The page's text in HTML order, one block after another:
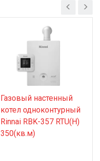
Газовый настенный
котел одноконтурный
Rinnai RBK-357 RTU(H)
350(кв.м)